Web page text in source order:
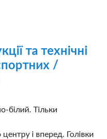
та технічні
/
білий. Тільки
і вперед. Голівки